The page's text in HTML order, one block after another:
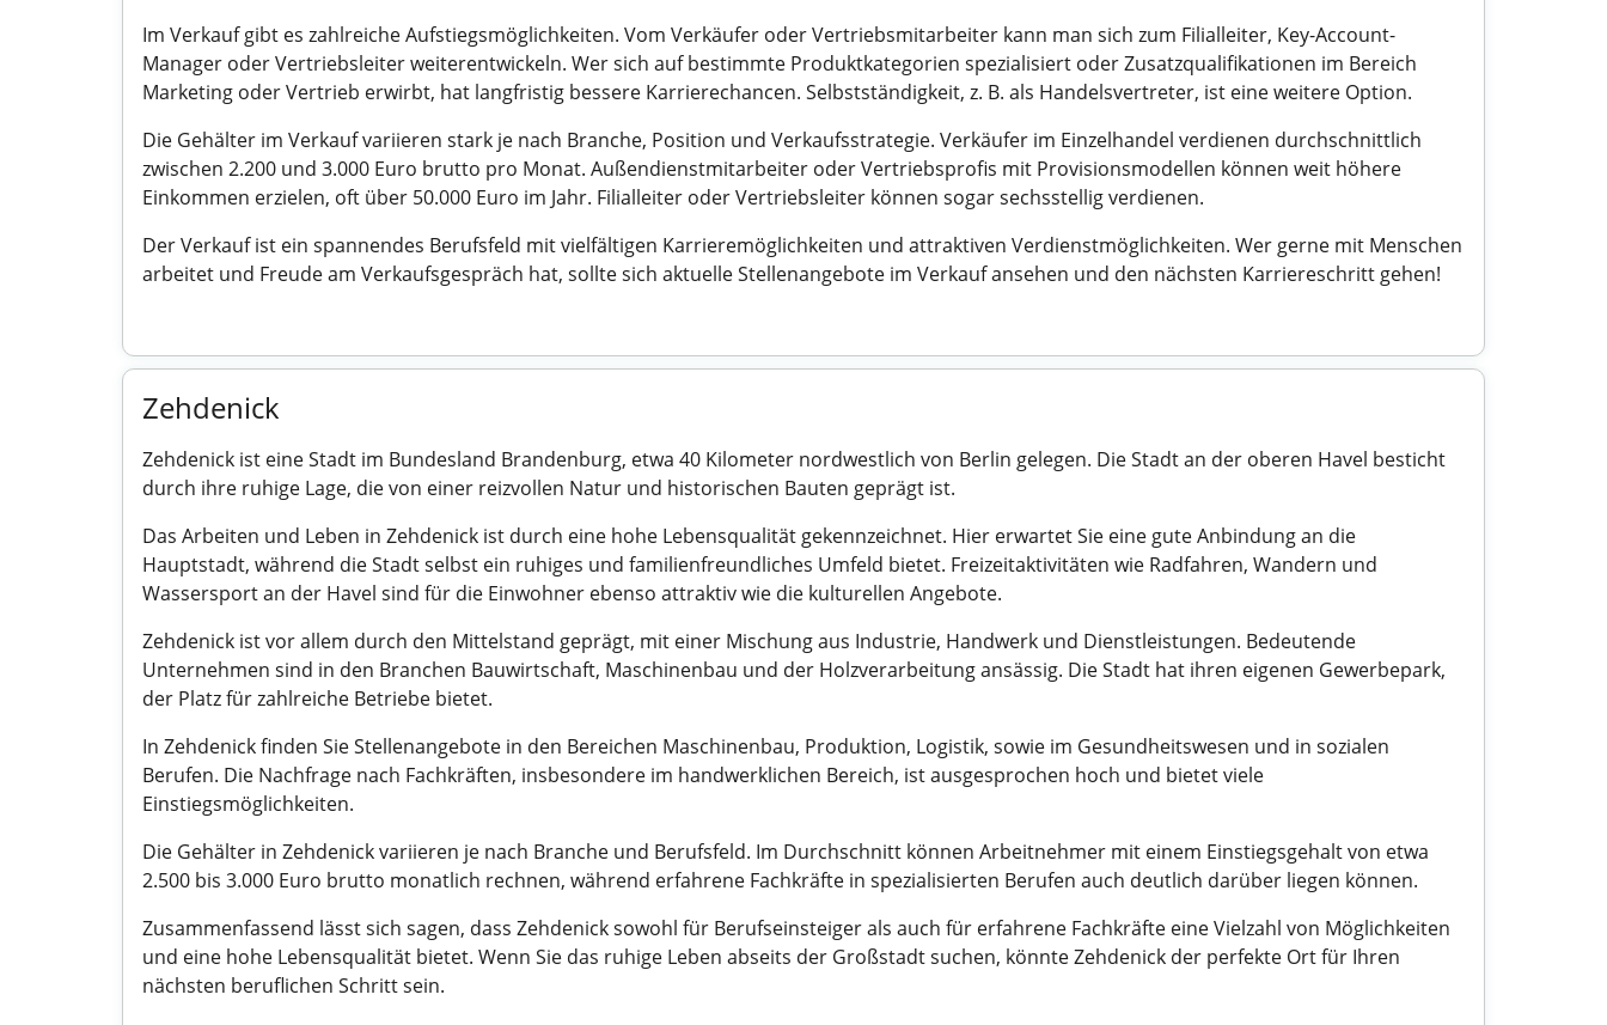
Im Verkauf gibt es zahlreiche Aufstiegsmöglichkeiten. Vom Verkäufer oder Vertriebsmitarbeiter kann man sich zum Filialleiter, Key-Account-
Manager oder Vertriebsleiter weiterentwickeln. Wer sich auf bestimmte Produktkategorien spezialisiert oder Zusatzqualifikationen im Bereich
Marketing oder Vertrieb erwirbt, hat langfristig bessere Karrierechancen. Selbstständigkeit, z. B. als Handelsvertreter, ist eine weitere Option.
Die Gehälter im Verkauf variieren stark je nach Branche, Position und Verkaufsstrategie. Verkäufer im Einzelhandel verdienen durchschnittlich
zwischen 2.200 und 3.000 Euro brutto pro Monat. Außendienstmitarbeiter oder Vertriebsprofis mit Provisionsmodellen können weit höhere
Einkommen erzielen, oft über 50.000 Euro im Jahr. Filialleiter oder Vertriebsleiter können sogar sechsstellig verdienen.
Der Verkauf ist ein spannendes Berufsfeld mit vielfältigen Karrieremöglichkeiten und attraktiven Verdienstmöglichkeiten. Wer gerne mit Menschen
arbeitet und Freude am Verkaufsgespräch hat, sollte sich aktuelle Stellenangebote im Verkauf ansehen und den nächsten Karriereschritt gehen!
Zehdenick
Zehdenick ist eine Stadt im Bundesland Brandenburg, etwa 40 Kilometer nordwestlich von Berlin gelegen. Die Stadt an der oberen Havel besticht
durch ihre ruhige Lage, die von einer reizvollen Natur und historischen Bauten geprägt ist.
Das Arbeiten und Leben in Zehdenick ist durch eine hohe Lebensqualität gekennzeichnet. Hier erwartet Sie eine gute Anbindung an die
Hauptstadt, während die Stadt selbst ein ruhiges und familienfreundliches Umfeld bietet. Freizeitaktivitäten wie Radfahren, Wandern und
Wassersport an der Havel sind für die Einwohner ebenso attraktiv wie die kulturellen Angebote.
Zehdenick ist vor allem durch den Mittelstand geprägt, mit einer Mischung aus Industrie, Handwerk und Dienstleistungen. Bedeutende
Unternehmen sind in den Branchen Bauwirtschaft, Maschinenbau und der Holzverarbeitung ansässig. Die Stadt hat ihren eigenen Gewerbepark,
der Platz für zahlreiche Betriebe bietet.
In Zehdenick finden Sie Stellenangebote in den Bereichen Maschinenbau, Produktion, Logistik, sowie im Gesundheitswesen und in sozialen
Berufen. Die Nachfrage nach Fachkräften, insbesondere im handwerklichen Bereich, ist ausgesprochen hoch und bietet viele
Einstiegsmöglichkeiten.
Die Gehälter in Zehdenick variieren je nach Branche und Berufsfeld. Im Durchschnitt können Arbeitnehmer mit einem Einstiegsgehalt von etwa
2.500 bis 3.000 Euro brutto monatlich rechnen, während erfahrene Fachkräfte in spezialisierten Berufen auch deutlich darüber liegen können.
Zusammenfassend lässt sich sagen, dass Zehdenick sowohl für Berufseinsteiger als auch für erfahrene Fachkräfte eine Vielzahl von Möglichkeiten
und eine hohe Lebensqualität bietet. Wenn Sie das ruhige Leben abseits der Großstadt suchen, könnte Zehdenick der perfekte Ort für Ihren
nächsten beruflichen Schritt sein.